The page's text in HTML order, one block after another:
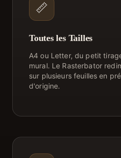
📏
Toutes les Tailles
A4 ou Letter, du petit
mural. Le Rasterbator
sur plusieurs feuilles en
d'origine.